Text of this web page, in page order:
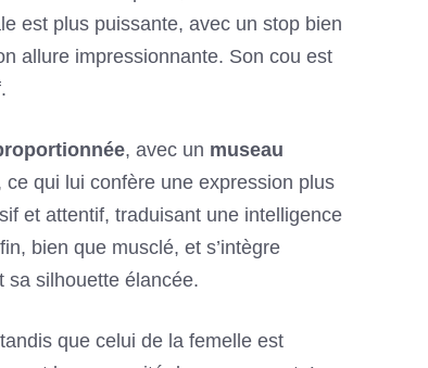
est plus puissante, avec un stop bien
allure impressionnante. Son cou est
, avec un museau
ce qui lui confère une expression plus
et attentif, traduisant une intelligence
bien que musclé, et s’intègre
sa silhouette élancée.
que celui de la femelle est